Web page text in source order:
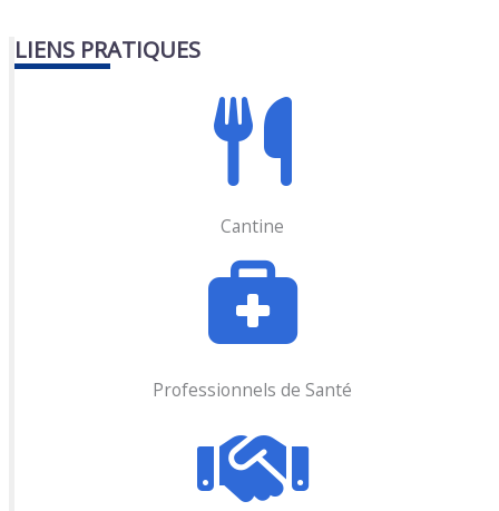
LIENS PRATIQUES
Cantine
Professionnels de Santé